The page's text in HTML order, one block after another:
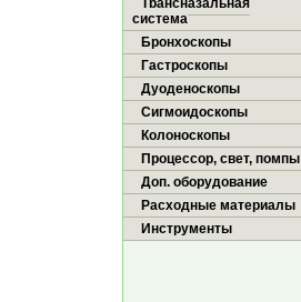
Трансназальная
система
Бронхоскопы
Гастроскопы
Дуоденоскопы
Сигмоидоскопы
Колоноскопы
Процессор, свет, помпы
Доп. оборудование
Расходные материалы
Инструменты